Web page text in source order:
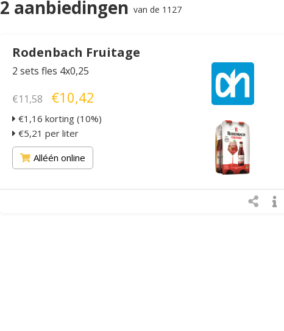
2 aanbiedingen van de 1127
Rodenbach Fruitage
2 sets fles 4x0,25
€11,58 €10,42
€1,16 korting (10%)
€5,21 per liter
Alléén online